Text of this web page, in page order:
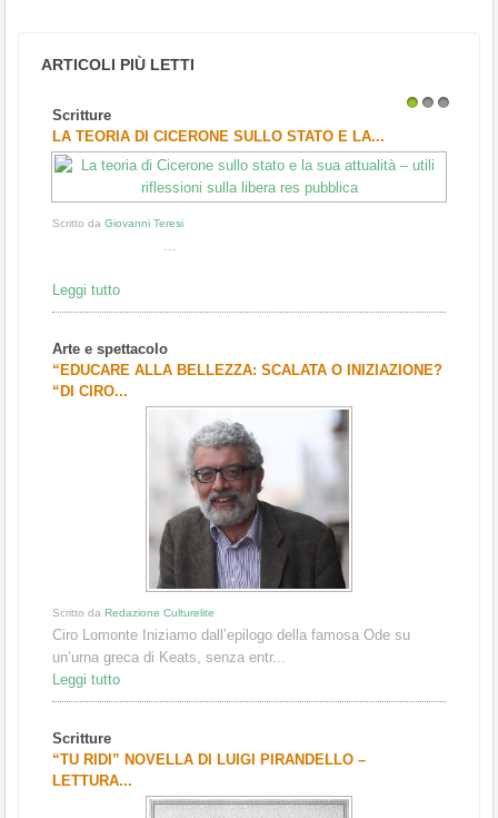
ARTICOLI PIÙ LETTI
Scritture
LA TEORIA DI CICERONE SULLO STATO E LA...
Scritto da Giovanni Teresi
...
Leggi tutto
Arte e spettacolo
“EDUCARE ALLA BELLEZZA: SCALATA O INIZIAZIONE?
“DI CIRO...
Scritto da Redazione Culturelite
Ciro Lomonte Iniziamo dall’epilogo della famosa Ode su
un’urna greca di Keats, senza entr...
Leggi tutto
Scritture
“TU RIDI” NOVELLA DI LUIGI PIRANDELLO –
LETTURA...